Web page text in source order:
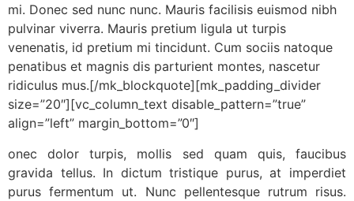
mi. Donec sed nunc nunc. Mauris facilisis euismod nibh
pulvinar viverra. Mauris pretium ligula ut turpis
venenatis, id pretium mi tincidunt. Cum sociis natoque
penatibus et magnis dis parturient montes, nascetur
ridiculus mus.[/mk_blockquote][mk_padding_divider
size=”20″][vc_column_text disable_pattern=”true”
align=”left” margin_bottom=”0″]
onec dolor turpis, mollis sed quam quis, faucibus
gravida tellus. In dictum tristique purus, at imperdiet
purus fermentum ut. Nunc pellentesque rutrum risus.